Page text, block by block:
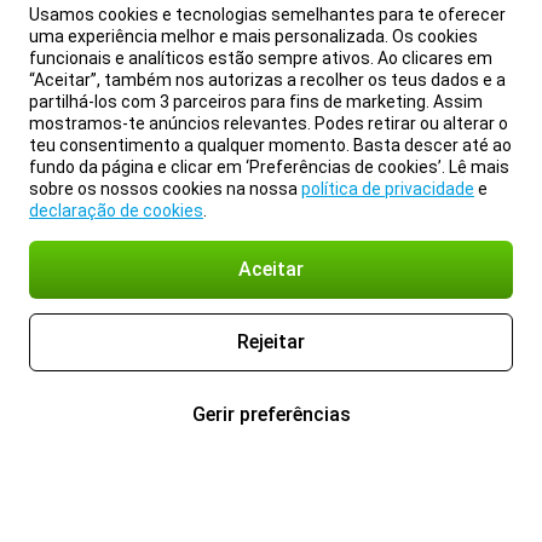
Usamos cookies e tecnologias semelhantes para te oferecer
uma experiência melhor e mais personalizada. Os cookies
funcionais e analíticos estão sempre ativos. Ao clicares em
“Aceitar”, também nos autorizas a recolher os teus dados e a
partilhá-los com 3 parceiros para fins de marketing. Assim
mostramos-te anúncios relevantes. Podes retirar ou alterar o
teu consentimento a qualquer momento. Basta descer até ao
fundo da página e clicar em ‘Preferências de cookies’. Lê mais
sobre os nossos cookies na nossa política de privacidade e
declaração de cookies
Aceitar
Rejeitar
Gerir preferências